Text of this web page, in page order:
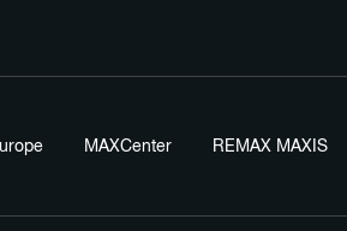
MAXCenter REMAX MAXIS